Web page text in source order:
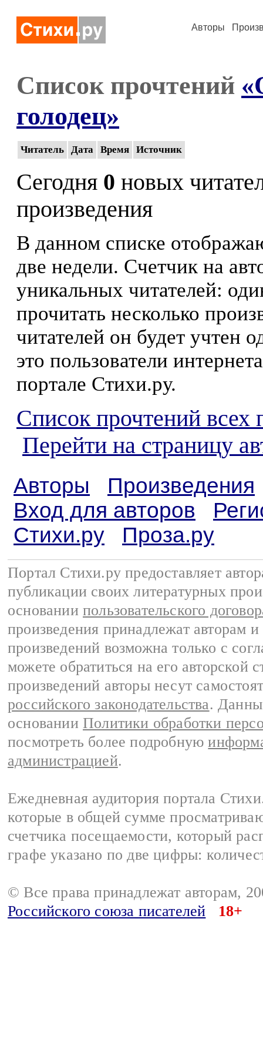
Авторы
Список прочтений
голодец»
Читатель Дата Время Источник
Сегодня 0 новых
произведения
В данном списке
две недели. Счетчик на
уникальных читателей:
прочитать несколько
читателей он будет учтен
это пользователи
портале Стихи.ру.
Список прочтений всех
Перейти на страницу
Авторы
Произведения
Вход для авторов
Стихи.ру
Проза.ру
Портал Стихи.ру предоставляет
публикации своих литературных
основании пользовательского
произведения принадлежат авторам
произведений возможна только с
можете обратиться на его авторской
произведений авторы несут
российского законодательства.
основании Политики обработки
посмотреть более подробную
администрацией.
Ежедневная аудитория портала
которые в общей сумме
счетчика посещаемости, который
графе указано по две цифры:
© Все права принадлежат авторам,
Российского союза писателей
18+